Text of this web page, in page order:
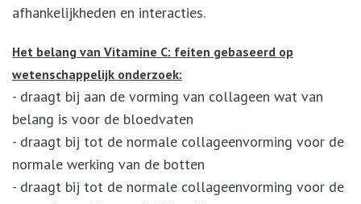
afhankelijkheden en interacties.
Het belang van Vitamine C: feiten gebaseerd op
wetenschappelijk onderzoek:
- draagt bij aan de vorming van collageen wat van
belang is voor de bloedvaten
- draagt bij tot de normale collageenvorming voor de
normale werking van de botten
- draagt bij tot de normale collageenvorming voor de